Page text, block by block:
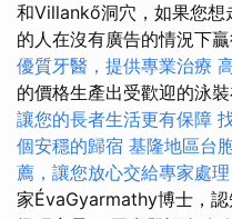
和Villankő洞穴，如果您想
的人在沒有廣告的情況下
優質牙醫，提供專業治療
的價格生產出受歡迎的泳
讓您的長者生活更有保障
個安穩的歸宿 基隆地區台
薦，讓您放心交給專家處理
家ÉvaGyarmathy博士，